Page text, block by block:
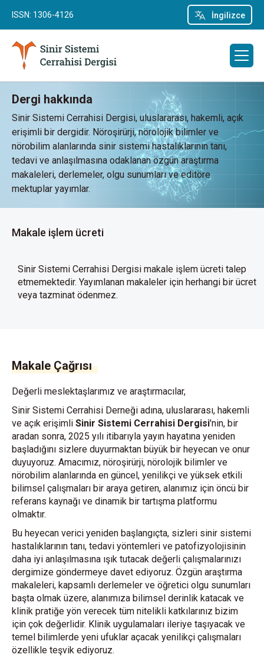
İngilizce
ISSN: 1306-4126
Dergi hakkında
Sinir Sistemi Cerrahisi Dergisi, uluslararası, hakemli, açık
erişimli bir dergidir. Nöroşirürji, nörolojik bilimler ve
nörobilim alanlarında sinir sistemi hastalıklarının tanı,
tedavi ve anlaşılmasına odaklanan özgün araştırma
makaleleri, derlemeler, olgu sunumları ve editöre
mektuplar yayımlar.
Makale işlem ücreti
Sinir Sistemi Cerrahisi Dergisi makale işlem ücreti talep
etmemektedir. Yayımlanan makaleler için herhangi bir ücret
veya tazminat ödenmez.
Makale Çağrısı
Değerli meslektaşlarımız ve araştırmacılar,
Sinir Sistemi Cerrahisi Derneği adına, uluslararası, hakemli
ve açık erişimli Sinir Sistemi Cerrahisi Dergisi'nin, bir
aradan sonra, 2025 yılı itibarıyla yayın hayatına yeniden
başladığını sizlere duyurmaktan büyük bir heyecan ve onur
duyuyoruz. Amacımız, nöroşirürji, nörolojik bilimler ve
nörobilim alanlarında en güncel, yenilikçi ve yüksek etkili
bilimsel çalışmaları bir araya getiren, alanımız için öncü bir
referans kaynağı ve dinamik bir tartışma platformu
olmaktır.
Bu heyecan verici yeniden başlangıçta, sizleri sinir sistemi
hastalıklarının tanı, tedavi yöntemleri ve patofizyolojisinin
daha iyi anlaşılmasına ışık tutacak değerli çalışmalarınızı
dergimize göndermeye davet ediyoruz. Özgün araştırma
makaleleri, kapsamlı derlemeler ve öğretici olgu sunumları
başta olmak üzere, alanımıza bilimsel derinlik katacak ve
klinik pratiğe yön verecek tüm nitelikli katkılarınız bizim
için çok değerlidir. Klinik uygulamaları ileriye taşıyacak ve
temel bilimlerde yeni ufuklar açacak yenilikçi çalışmaları
özellikle teşvik ediyoruz.